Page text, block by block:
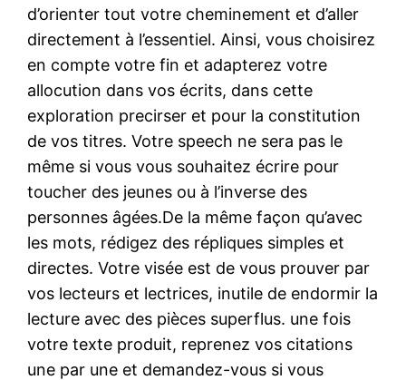
d’orienter tout votre cheminement et d’aller
directement à l’essentiel. Ainsi, vous choisirez
en compte votre fin et adapterez votre
allocution dans vos écrits, dans cette
exploration precirser et pour la constitution
de vos titres. Votre speech ne sera pas le
même si vous vous souhaitez écrire pour
toucher des jeunes ou à l’inverse des
personnes âgées.De la même façon qu’avec
les mots, rédigez des répliques simples et
directes. Votre visée est de vous prouver par
vos lecteurs et lectrices, inutile de endormir la
lecture avec des pièces superflus. une fois
votre texte produit, reprenez vos citations
une par une et demandez-vous si vous